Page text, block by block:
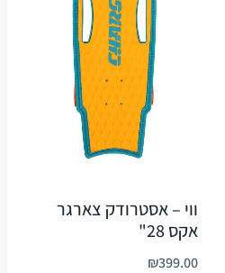
ווי – אסטרודק צארגר
אקס 28"
₪399.00